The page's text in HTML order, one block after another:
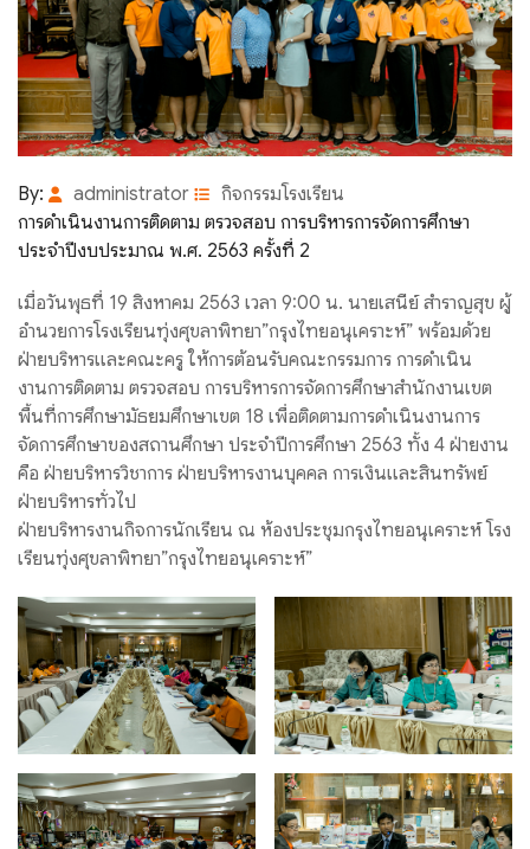
By: administrator
กิจกรรมโรงเรียน
การดำเนินงานการติดตาม ตรวจสอบ การบริหารการจัดการศึกษา
ประจำปีงบประมาณ พ.ศ. 2563 ครั้งที่ 2
เมื่อวันพุธที่ 19 สิงหาคม 2563 เวลา 9:00 น. นายเสนีย์ สำราญสุข ผู้
อำนวยการโรงเรียนทุ่งศุขลาพิทยา”กรุงไทยอนุเคราะห์” พร้อมด้วย
ฝ่ายบริหารเเละคณะครู ให้การต้อนรับคณะกรรมการ การดำเนิน
งานการติดตาม ตรวจสอบ การบริหารการจัดการศึกษาสำนักงานเขต
พื้นที่การศึกษามัธยมศึกษาเขต 18 เพื่อติดตามการดำเนินงานการ
จัดการศึกษาของสถานศึกษา ประจำปีการศึกษา 2563 ทั้ง 4 ฝ่ายงาน
คือ ฝ่ายบริหารวิชาการ ฝ่ายบริหารงานบุคคล การเงินและสินทรัพย์
ฝ่ายบริหารทั่วไป
ฝ่ายบริหารงานกิจการนักเรียน ณ ห้องประชุมกรุงไทยอนุเคราะห์ โรง
เรียนทุ่งศุขลาพิทยา”กรุงไทยอนุเคราะห์”